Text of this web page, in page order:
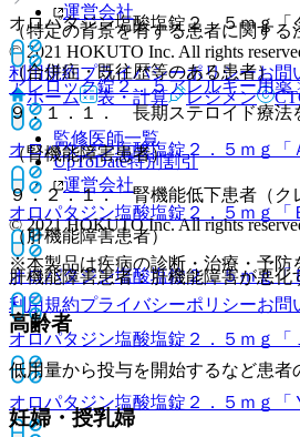
オロパタジン塩酸塩錠２．５ｍｇ「
アレロック錠２．５アレルギー用薬
オロパタジン塩酸塩錠２．５ｍｇ「
オロパタジン塩酸塩錠２．５ｍｇ「
オロパタジン塩酸塩錠２．５ｍｇ「
オロパタジン塩酸塩錠２．５ｍｇ「
オロパタジン塩酸塩錠２．５ｍｇ「
（特定の背景を有する患者に関する
（合併症・既往歴等のある患者）
９．１．１． 長期ステロイド療法
（腎機能障害患者）
９．２．１． 腎機能低下患者（ク
（肝機能障害患者）
肝機能障害患者：肝機能障害が悪化
高齢者
低用量から投与を開始するなど患
妊婦・授乳婦
運営会社
© 2021 HOKUTO Inc. All rights
利用規約プライバシーポリシーお問
ホーム
表・計算 レジメン
監修医師一覧
UpToDate特別割引
運営会社
© 2021 HOKUTO Inc. All rights
※本製品は疾病の診断・治療・予防
利用規約プライバシーポリシーお問